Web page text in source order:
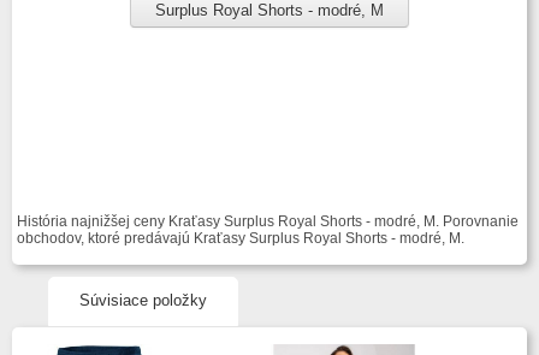
Surplus Royal Shorts - modré, M
História najnižšej ceny Kraťasy Surplus Royal Shorts - modré, M. Porovnanie
obchodov, ktoré predávajú Kraťasy Surplus Royal Shorts - modré, M.
Súvisiace položky